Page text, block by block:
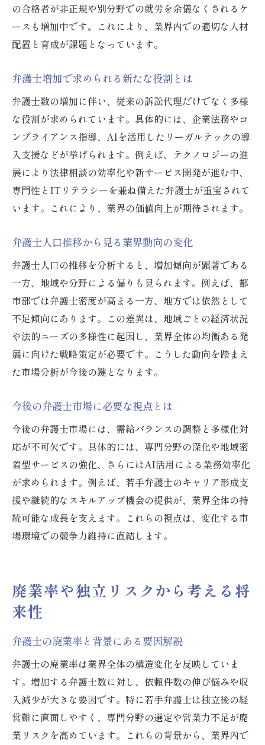
の合格者が非正規や別分野での就労を余儀なくされるケ
ースも増加中です。これにより、業界内での適切な人材
配置と育成が課題となっています。
弁護士増加で求められる新たな役割とは
弁護士数の増加に伴い、従来の訴訟代理だけでなく多様
な役割が求められています。具体的には、企業法務やコ
ンプライアンス指導、AIを活用したリーガルテックの導
入支援などが挙げられます。例えば、テクノロジーの進
展により法律相談の効率化や新サービス開発が進む中、
専門性とITリテラシーを兼ね備えた弁護士が重宝されて
います。これにより、業界の価値向上が期待されます。
弁護士人口推移から見る業界動向の変化
弁護士人口の推移を分析すると、増加傾向が顕著である
一方、地域や分野による偏りも見られます。例えば、都
市部では弁護士密度が高まる一方、地方では依然として
不足傾向にあります。この差異は、地域ごとの経済状況
や法的ニーズの多様性に起因し、業界全体の均衡ある発
展に向けた戦略策定が必要です。こうした動向を踏まえ
た市場分析が今後の鍵となります。
今後の弁護士市場に必要な視点とは
今後の弁護士市場には、需給バランスの調整と多様化対
応が不可欠です。具体的には、専門分野の深化や地域密
着型サービスの強化、さらにはAI活用による業務効率化
が求められます。例えば、若手弁護士のキャリア形成支
援や継続的なスキルアップ機会の提供が、業界全体の持
続可能な成長を支えます。これらの視点は、変化する市
場環境での競争力維持に直結します。
廃業率や独立リスクから考える将
来性
弁護士の廃業率と背景にある要因解説
弁護士の廃業率は業界全体の構造変化を反映していま
す。増加する弁護士数に対し、依頼件数の伸び悩みや収
入減少が大きな要因です。特に若手弁護士は独立後の経
営難に直面しやすく、専門分野の選定や営業力不足が廃
業リスクを高めています。これらの背景から、業界内で